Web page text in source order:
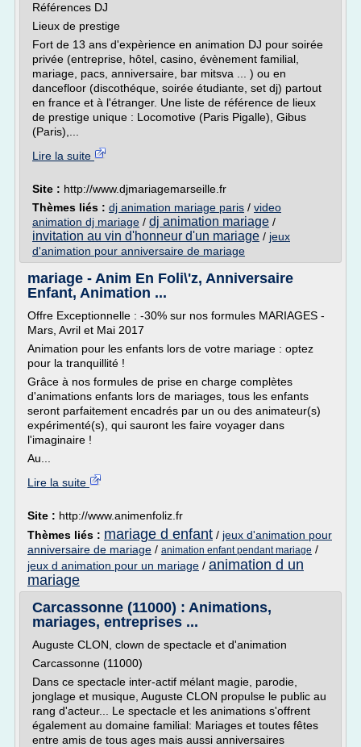
Références DJ
Lieux de prestige
Fort de 13 ans d'expèrience en animation DJ pour soirée
privée (entreprise, hôtel, casino, évènement familial,
mariage, pacs, anniversaire, bar mitsva ... ) ou en
dancefloor (discothéque, soirée étudiante, set dj) partout
en france et à l'étranger. Une liste de référence de lieux
de prestige unique : Locomotive (Paris Pigalle), Gibus
(Paris),...
Lire la suite
Site : http://www.djmariagemarseille.fr
Thèmes liés : dj animation mariage paris / video
animation dj mariage / dj animation mariage /
invitation au vin d'honneur d'un mariage / jeux
d'animation pour anniversaire de mariage
mariage - Anim En Foli\'z, Anniversaire
Enfant, Animation ...
Offre Exceptionnelle : -30% sur nos formules MARIAGES -
Mars, Avril et Mai 2017
Animation pour les enfants lors de votre mariage : optez
pour la tranquillité !
Grâce à nos formules de prise en charge complètes
d'animations enfants lors de mariages, tous les enfants
seront parfaitement encadrés par un ou des animateur(s)
expérimenté(s), qui sauront les faire voyager dans
l'imaginaire !
Au...
Lire la suite
Site : http://www.animenfoliz.fr
Thèmes liés : mariage d enfant / jeux d'animation pour
anniversaire de mariage / animation enfant pendant mariage /
jeux d animation pour un mariage / animation d un
mariage
Carcassonne (11000) : Animations,
mariages, entreprises ...
Auguste CLON, clown de spectacle et d'animation
Carcassonne (11000)
Dans ce spectacle inter-actif mélant magie, parodie,
jonglage et musique, Auguste CLON propulse le public au
rang d'acteur... Le spectacle et les animations s'offrent
également au domaine familial: Mariages et toutes fêtes
entre amis de tous ages mais aussi anniversaires